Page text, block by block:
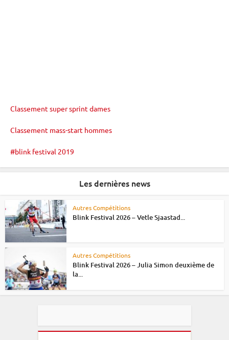
Classement super sprint dames
Classement mass-start hommes
blink festival 2019
Les dernières news
Autres Compétitions
Blink Festival 2026 – Vetle Sjaastad...
Autres Compétitions
Blink Festival 2026 – Julia Simon deuxième de
la...